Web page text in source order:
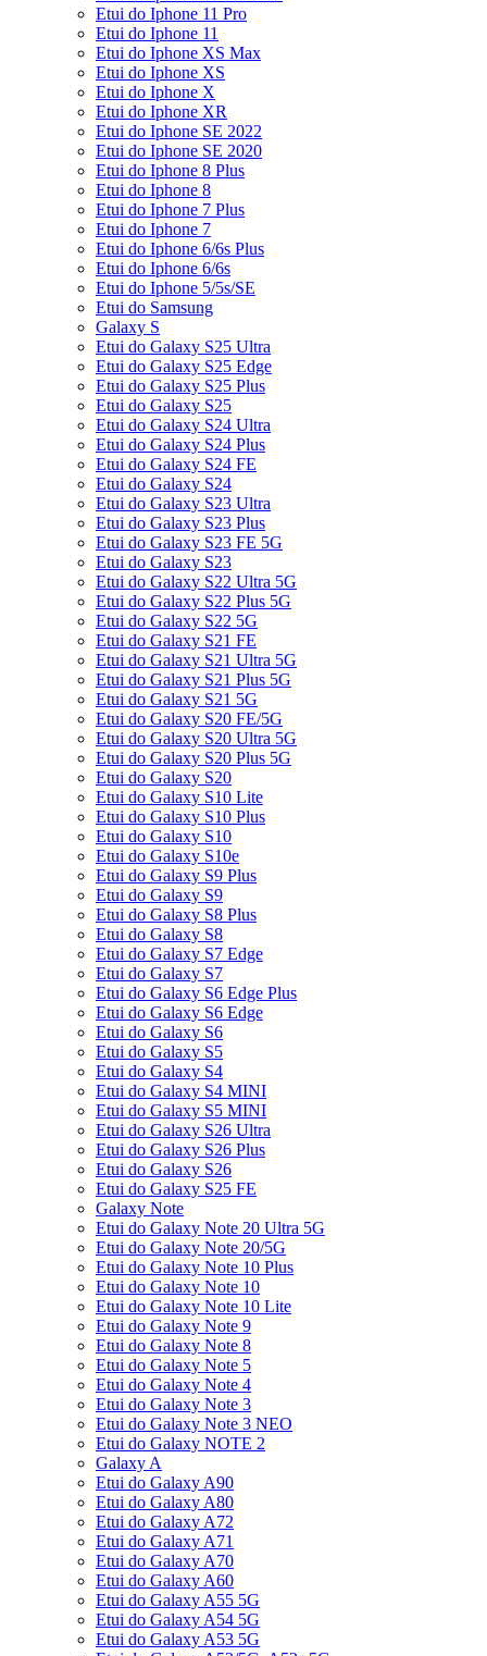
Etui do Iphone 11 Pro
Etui do Iphone 11
Etui do Iphone XS Max
Etui do Iphone XS
Etui do Iphone X
Etui do Iphone XR
Etui do Iphone SE 2022
Etui do Iphone SE 2020
Etui do Iphone 8 Plus
Etui do Iphone 8
Etui do Iphone 7 Plus
Etui do Iphone 7
Etui do Iphone 6/6s Plus
Etui do Iphone 6/6s
Etui do Iphone 5/5s/SE
Etui do Samsung
Galaxy S
Etui do Galaxy S25 Ultra
Etui do Galaxy S25 Edge
Etui do Galaxy S25 Plus
Etui do Galaxy S25
Etui do Galaxy S24 Ultra
Etui do Galaxy S24 Plus
Etui do Galaxy S24 FE
Etui do Galaxy S24
Etui do Galaxy S23 Ultra
Etui do Galaxy S23 Plus
Etui do Galaxy S23 FE 5G
Etui do Galaxy S23
Etui do Galaxy S22 Ultra 5G
Etui do Galaxy S22 Plus 5G
Etui do Galaxy S22 5G
Etui do Galaxy S21 FE
Etui do Galaxy S21 Ultra 5G
Etui do Galaxy S21 Plus 5G
Etui do Galaxy S21 5G
Etui do Galaxy S20 FE/5G
Etui do Galaxy S20 Ultra 5G
Etui do Galaxy S20 Plus 5G
Etui do Galaxy S20
Etui do Galaxy S10 Lite
Etui do Galaxy S10 Plus
Etui do Galaxy S10
Etui do Galaxy S10e
Etui do Galaxy S9 Plus
Etui do Galaxy S9
Etui do Galaxy S8 Plus
Etui do Galaxy S8
Etui do Galaxy S7 Edge
Etui do Galaxy S7
Etui do Galaxy S6 Edge Plus
Etui do Galaxy S6 Edge
Etui do Galaxy S6
Etui do Galaxy S5
Etui do Galaxy S4
Etui do Galaxy S4 MINI
Etui do Galaxy S5 MINI
Etui do Galaxy S26 Ultra
Etui do Galaxy S26 Plus
Etui do Galaxy S26
Etui do Galaxy S25 FE
Galaxy Note
Etui do Galaxy Note 20 Ultra 5G
Etui do Galaxy Note 20/5G
Etui do Galaxy Note 10 Plus
Etui do Galaxy Note 10
Etui do Galaxy Note 10 Lite
Etui do Galaxy Note 9
Etui do Galaxy Note 8
Etui do Galaxy Note 5
Etui do Galaxy Note 4
Etui do Galaxy Note 3
Etui do Galaxy Note 3 NEO
Etui do Galaxy NOTE 2
Galaxy A
Etui do Galaxy A90
Etui do Galaxy A80
Etui do Galaxy A72
Etui do Galaxy A71
Etui do Galaxy A70
Etui do Galaxy A60
Etui do Galaxy A55 5G
Etui do Galaxy A54 5G
Etui do Galaxy A53 5G